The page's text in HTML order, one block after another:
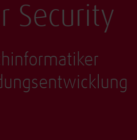
Security